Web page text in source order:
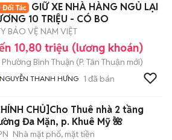
GIỮ XE NHÀ HÀNG NGỦ LẠI
10 TRIỆU - CÓ BO
BẢO VỆ NAM VIỆT
10,80 triệu (lương khoán)
Phường Bình Thuận (P. Tân Thuận mới)
NGUYỄN THANH HƯNG 1 đã bán
CHỦ]Cho Thuê nhà 2 tầng
Đa Mặn, p. Khuê Mỹ 🌺
Nhà mặt phố, mặt tiền